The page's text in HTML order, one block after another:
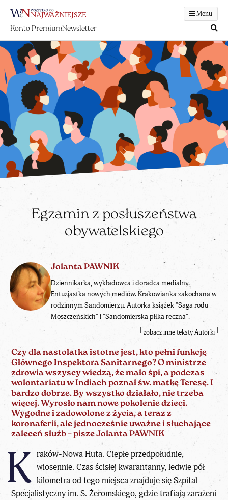
Menu
Konto PremiumNewsletter
Egzamin z posłuszeństwa
obywatelskiego
Jolanta PAWNIK
Dziennikarka, wykładowca i doradca medialny.
Entuzjastka nowych mediów. Krakowianka zakochana w
rodzinnym Sandomierzu. Autorka książek "Saga rodu
Moszczeńskich" i "Sandomierska piłka ręczna".
zobacz inne teksty Autorki
Czy dla nastolatka istotne jest, kto pełni funkcję
Głównego Inspektora Sanitarnego? O ministrze
zdrowia wszyscy wiedzą, że mało śpi, a podczas
wolontariatu w Indiach poznał św. matkę Teresę. I
bardzo dobrze. By wszystko działało, nie trzeba
więcej.Wyrosło nam nowe pokolenie dzieci.
Wygodne i zadowolone z życia, a teraz z
koronaferii, ale jednocześnie uważne i słuchające
zaleceń służb – pisze Jolanta PAWNIK
K raków-Nowa Huta. Ciepłe przedpołudnie,
wiosennie. Czas ścisłej kwarantanny, ledwie pół
kilometra od tego miejsca znajduje się Szpital
Specjalistyczny im. S. Żeromskiego, gdzie trafiają zarażeni